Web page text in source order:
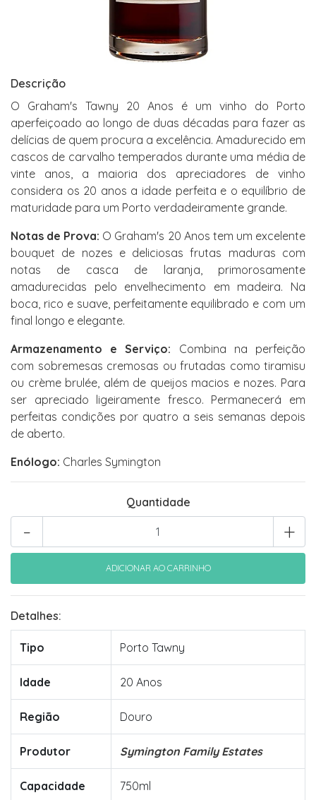
Descrição
O Graham's Tawny 20 Anos é um vinho do Porto
aperfeiçoado ao longo de duas décadas para fazer as
delícias de quem procura a excelência. Amadurecido em
cascos de carvalho temperados durante uma média de
vinte anos, a maioria dos apreciadores de vinho
considera os 20 anos a idade perfeita e o equilíbrio de
maturidade para um Porto verdadeiramente grande.
Notas de Prova: O Graham's 20 Anos tem um excelente
bouquet de nozes e deliciosas frutas maduras com
notas de casca de laranja, primorosamente
amadurecidas pelo envelhecimento em madeira. Na
boca, rico e suave, perfeitamente equilibrado e com um
final longo e elegante.
Armazenamento e Serviço: Combina na perfeição
com sobremesas cremosas ou frutadas como tiramisu
ou crème brulée, além de queijos macios e nozes. Para
ser apreciado ligeiramente fresco. Permanecerá em
perfeitas condições por quatro a seis semanas depois
de aberto.
Enólogo: Charles Symington
Quantidade
+
-
Detalhes:
Tipo Porto Tawny
Idade 20 Anos
Região Douro
Produtor Symington Family Estates
Capacidade 750ml